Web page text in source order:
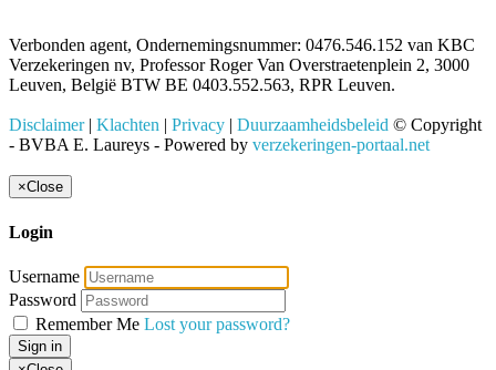
Verbonden agent, Ondernemingsnummer: 0476.546.152 van KBC
Verzekeringen nv, Professor Roger Van Overstraetenplein 2, 3000
Leuven, België BTW BE 0403.552.563, RPR Leuven.
Disclaimer| Klachten | Privacy | Duurzaamheidsbeleid © Copyright
- BVBA E. Laureys - Powered by verzekeringen-portaal.net
×Close
Login
Username
Password
Remember Me Lost your password?
Sign in